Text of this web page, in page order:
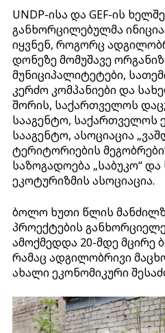
UNDP-ისა და GEF-ის
განხორცილებულმა
იყვნენ, როგორც
დონეზე მომუშავე
მუნიციპალიტეტები,
კერძო კომპანიები და
შორის, საქართველოს
სააგენტო, საქართველოს
სააგენტო, ასოციაცია
ტერიტორიების
საზოგადოება „საბუკო“
ეკოტურიზმის ასოციაცია.
ბოლო ხუთი წლის
პროექტების
ამოქმედდა 20-მდე მცირე
რამაც ადგილობრივი
ახალი ეკონომიკური